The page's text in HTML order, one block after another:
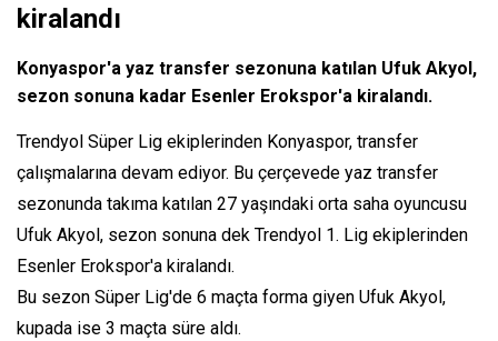
kiralandı
Konyaspor'a yaz transfer sezonuna katılan Ufuk Akyol,
sezon sonuna kadar Esenler Erokspor'a kiralandı.
Trendyol Süper Lig ekiplerinden Konyaspor, transfer
çalışmalarına devam ediyor. Bu çerçevede yaz transfer
sezonunda takıma katılan 27 yaşındaki orta saha oyuncusu
Ufuk Akyol, sezon sonuna dek Trendyol 1. Lig ekiplerinden
Esenler Erokspor'a kiralandı.
Bu sezon Süper Lig'de 6 maçta forma giyen Ufuk Akyol,
kupada ise 3 maçta süre aldı.